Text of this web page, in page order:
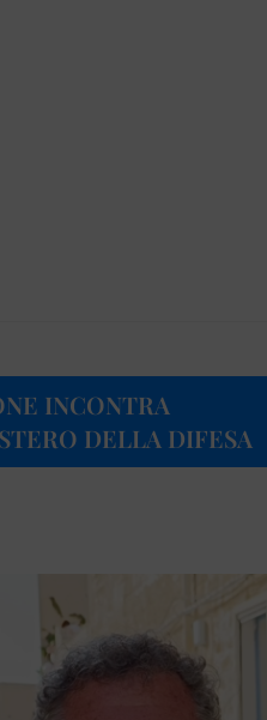
INCONTRA
DELLA DIFESA